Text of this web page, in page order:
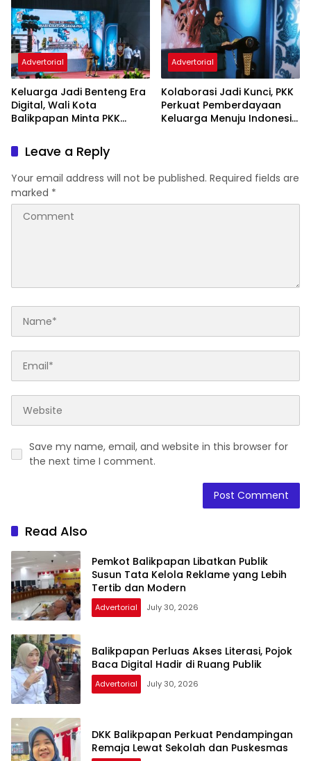
Advertorial
Keluarga Jadi Benteng Era
Digital, Wali Kota
Balikpapan Minta PKK
Karakter Generasi Muda
Advertorial
Kolaborasi Jadi Kunci, PKK
Perkuat Pemberdayaan
Keluarga Menuju Indonesia
Leave a Reply
Your email address will not be published. Required fields are
marked *
Save my name, email, and website in this browser for
the next time I comment.
Read Also
Pemkot Balikpapan Libatkan Publik
Susun Tata Kelola Reklame yang Lebih
Tertib dan Modern
Advertorial July 30, 2026
Balikpapan Perluas Akses Literasi, Pojok
Baca Digital Hadir di Ruang Publik
Advertorial July 30, 2026
DKK Balikpapan Perkuat Pendampingan
Remaja Lewat Sekolah dan Puskesmas